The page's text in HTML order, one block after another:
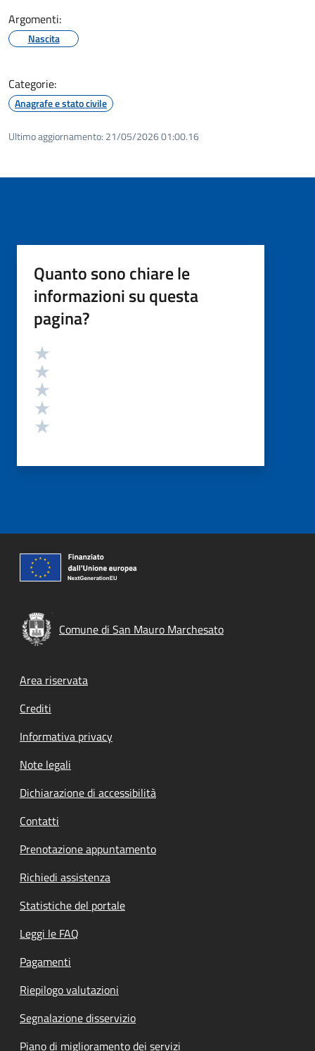
Argomenti:
Nascita
Categorie:
Anagrafe e stato civile
Ultimo aggiornamento: 21/05/2026 01:00.16
Quanto sono chiare le
informazioni su questa
pagina?
Valutazione
Comune di San Mauro Marchesato
Footer menu
Area riservata
Crediti
Informativa privacy
Note legali
Dichiarazione di accessibilità
Contatti
Prenotazione appuntamento
Richiedi assistenza
Statistiche del portale
Leggi le FAQ
Pagamenti
Riepilogo valutazioni
Segnalazione disservizio
Piano di miglioramento dei servizi